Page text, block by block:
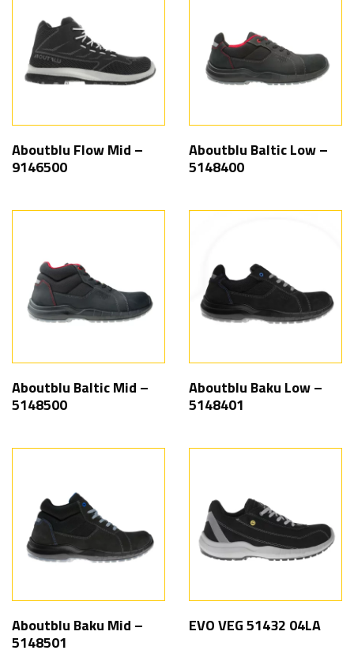
Aboutblu Flow Mid –
9146500
Aboutblu Baltic Low –
5148400
Aboutblu Baltic Mid –
5148500
Aboutblu Baku Low –
5148401
Aboutblu Baku Mid –
5148501
EVO VEG 51432 04LA